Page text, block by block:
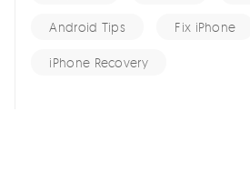
Android Tips Fix iPhone
iPhone Recovery